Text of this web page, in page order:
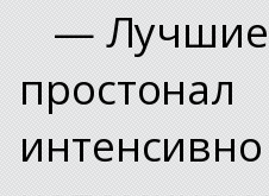
— Лучшие